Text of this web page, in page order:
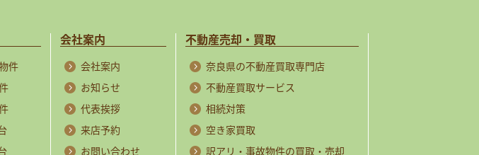
件
会社案内
会社案内
お知らせ
代表挨拶
来店予約
お問い合わせ
不動産売却・買取
奈良県の不動産買取専門店
不動産買取サービス
相続対策
空き家買取
訳アリ・事故物件の買取・売却